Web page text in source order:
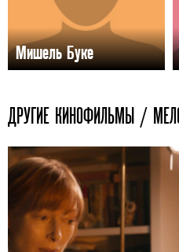
Мишель Буке
ДРУГИЕ КИНОФИЛЬМЫ /